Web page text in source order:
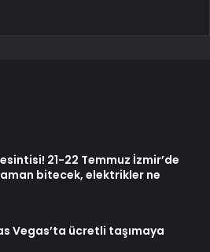
21-22 Temmuz İzmir’de
bitecek, elektrikler ne
Vegas’ta ücretli taşımaya